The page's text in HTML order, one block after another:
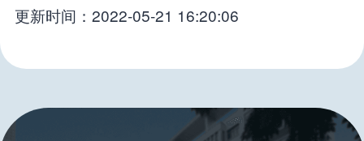
更新时间：2022-05-21 16:20:06